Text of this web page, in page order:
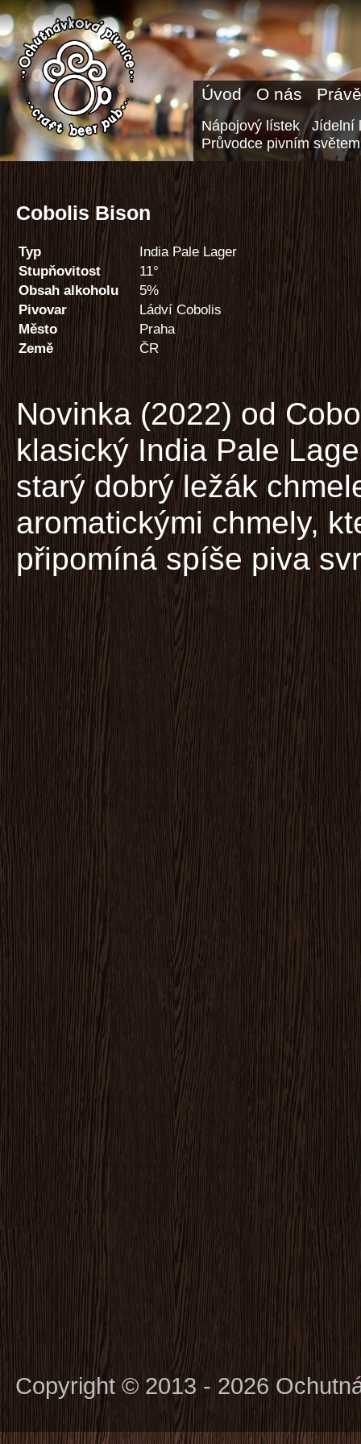
Úvod O nás
Nápojový lístek
Jídelní
Průvodce pivním světem
Cobolis Bison
Typ
India Pale Lager
Stupňovitost
11°
Obsah alkoholu
5%
Pivovar
Ládví Cobolis
Město
Praha
Země
ČR
Novinka (2022) od
klasický India Pale
starý dobrý ležák
aromatickými chmely,
připomíná spíše piva
Copyright © 2013 - 2026